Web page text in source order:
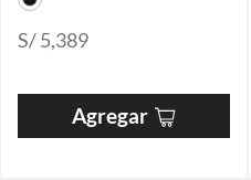
S/ 5,389
Agregar